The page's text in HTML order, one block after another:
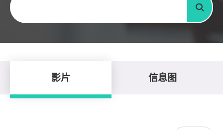
搜寻
影片 信息图